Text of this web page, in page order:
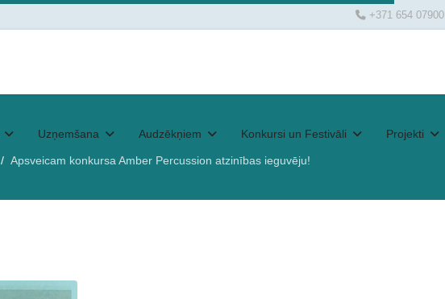
+371 654 07900
Uzņemšana Audzēkņiem Konkursi un Festivāli Projekti
Apsveicam konkursa Amber Percussion atzinības ieguvēju!